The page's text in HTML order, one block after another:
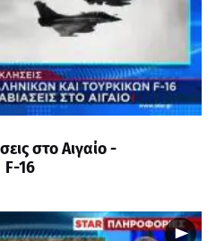
στο Αιγαίο -
F-16